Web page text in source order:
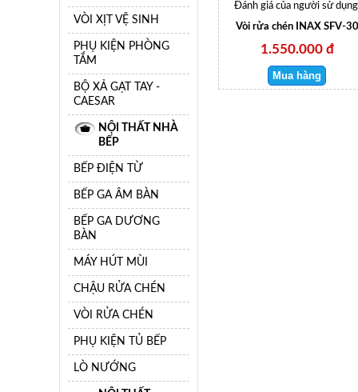
VÒI XỊT VỆ SINH
PHỤ KIỆN PHÒNG
TẮM
BỘ XẢ GẠT TAY -
CAESAR
NỘI THẤT NHÀ
BẾP
BẾP ĐIỆN TỪ
BẾP GA ÂM BÀN
BẾP GA DƯƠNG
BÀN
MÁY HÚT MÙI
CHẬU RỬA CHÉN
VÒI RỬA CHÉN
PHỤ KIỆN TỦ BẾP
LÒ NƯỚNG
Đánh giá của người sử
Vòi rửa chén INAX SFV-30
1.550.000 đ